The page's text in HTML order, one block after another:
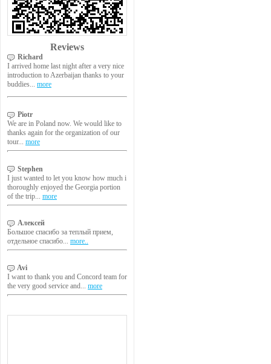
Reviews
Richard
I arrived home last night after a very nice
introduction to Azerbaijan thanks to your
buddies... more
Piotr
We are in Poland now. We would like to
thanks again for the organization of our
tour... more
Stephen
I just wanted to let you know how much i
thoroughly enjoyed the Georgia portion
of the trip... more
Алексей
Большое спасибо за теплый прием,
отдельное спасибо... more..
Avi
I want to thank you and Concord team for
the very good service and... more